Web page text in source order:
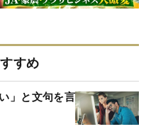
すめ
」と文句を言